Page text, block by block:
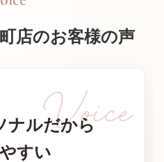
店のお客様の声
ナルだから
すい